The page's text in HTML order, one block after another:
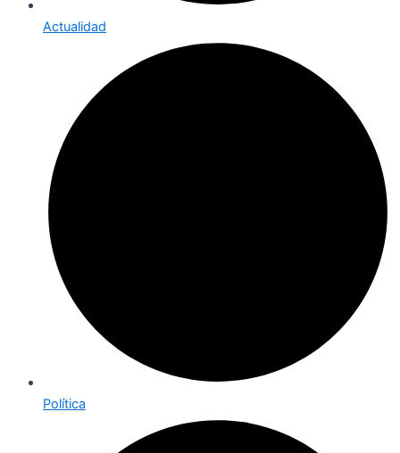
Actualidad
Política